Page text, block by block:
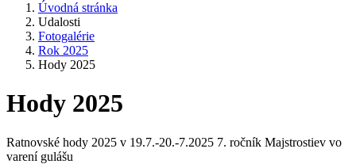
Úvodná stránka
Udalosti
Fotogalérie
Rok 2025
Hody 2025
Hody 2025
Ratnovské hody 2025 v 19.7.-20.-7.2025 7. ročník Majstrostiev vo
varení gulášu